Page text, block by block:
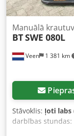
Veen 1 381 km
Manuālā
BTSWE 080L
Stāvoklis: ļoti labs
darbības stundas: